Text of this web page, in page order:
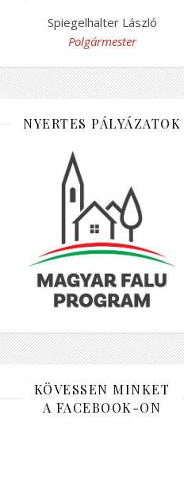
Spiegelhalter László
Polgármester
NYERTES PÁLYÁZATOK
KÖVESSEN MINKET
A FACEBOOK-ON